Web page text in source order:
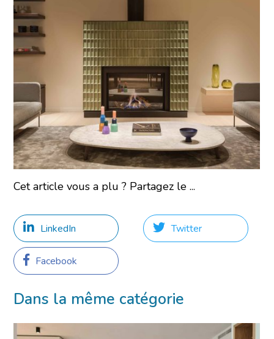
Cet article vous a plu ? Partagez le ...
LinkedIn Twitter
Facebook
Dans la même catégorie